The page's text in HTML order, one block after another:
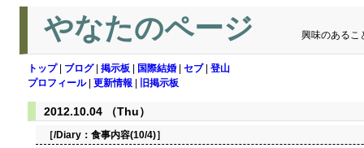
やなたのページ 興味のあるこ
トップ| ブログ| 掲示板 国際結婚 セブ| 登山
プロフィール| 更新情報 旧掲示板
2012.10.04 （Thu）
［/Diary： 食事内容(10/4)］